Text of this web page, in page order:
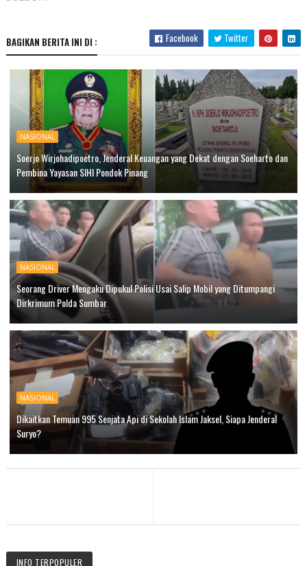
BAGIKAN BERITA INI DI : Facebook Twitter
NASIONAL
Soerjo Wirjohadipoetro, Jenderal Keuangan yang Dekat dengan Soeharto dan
Pembina Yayasan SIHI Pondok Pinang
NASIONAL
Seorang Driver Mengaku Dipukul Polisi Usai Salip Mobil yang Ditumpangi
Dirkrimum Polda Sumbar
NASIONAL
Dikaitkan Temuan 995 Senjata Api di Sekolah Islam Jaksel, Siapa Jenderal
Suryo?
INFO TERPOPULER